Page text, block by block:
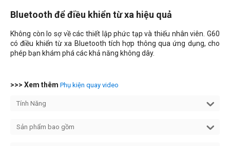
Bluetooth để điều khiển từ xa hiệu quả
Không còn lo sợ về các thiết lập phức tạp và thiếu nhân viên. G60
có điều khiển từ xa Bluetooth tích hợp thông qua ứng dụng, cho
phép bạn khám phá các khả năng không dây.
>>> Xem thêm Phụ kiện quay video
Tính Năng
Sản phẩm bao gồm